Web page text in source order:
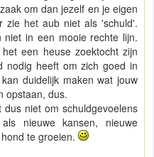
om dan jezelf en je eigen
zie het aub niet als 'schuld'.
niet in een mooie rechte lijn.
een heuse zoektocht zijn
nodig heeft om zich goed in
duidelijk maken wat jouw
opstaan, dus.
niet om schuldgevoelens
nieuwe kansen, nieuwe
te groeien.